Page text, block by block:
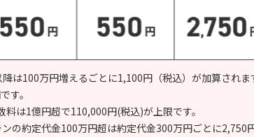
は100万円増えるごとに1,100円（税込）が加算されま
す。
は1億円超で110,000円(税込)が上限です。
の約定代金100万円超は約定代金300万円ごとに2,750